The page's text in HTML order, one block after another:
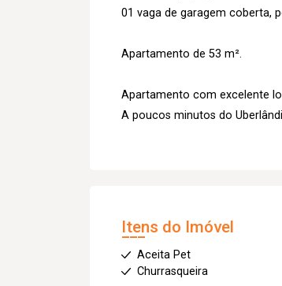
01 vaga de garagem coberta,
Apartamento de 53 m².
Apartamento com excelente
A poucos minutos do
Itens do Imóvel
Aceita Pet
Churrasqueira